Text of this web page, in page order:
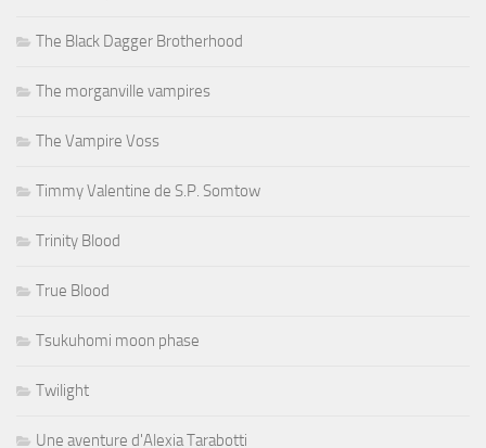
The Black Dagger Brotherhood
The morganville vampires
The Vampire Voss
Timmy Valentine de S.P. Somtow
Trinity Blood
True Blood
Tsukuhomi moon phase
Twilight
Une aventure d'Alexia Tarabotti